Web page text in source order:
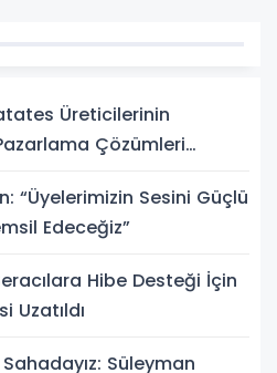
Üreticilerinin
Çözümleri
“Üyelerimizin Sesini Güçlü
Edeceğiz”
Hibe Desteği İçin
Uzatıldı
Süleyman